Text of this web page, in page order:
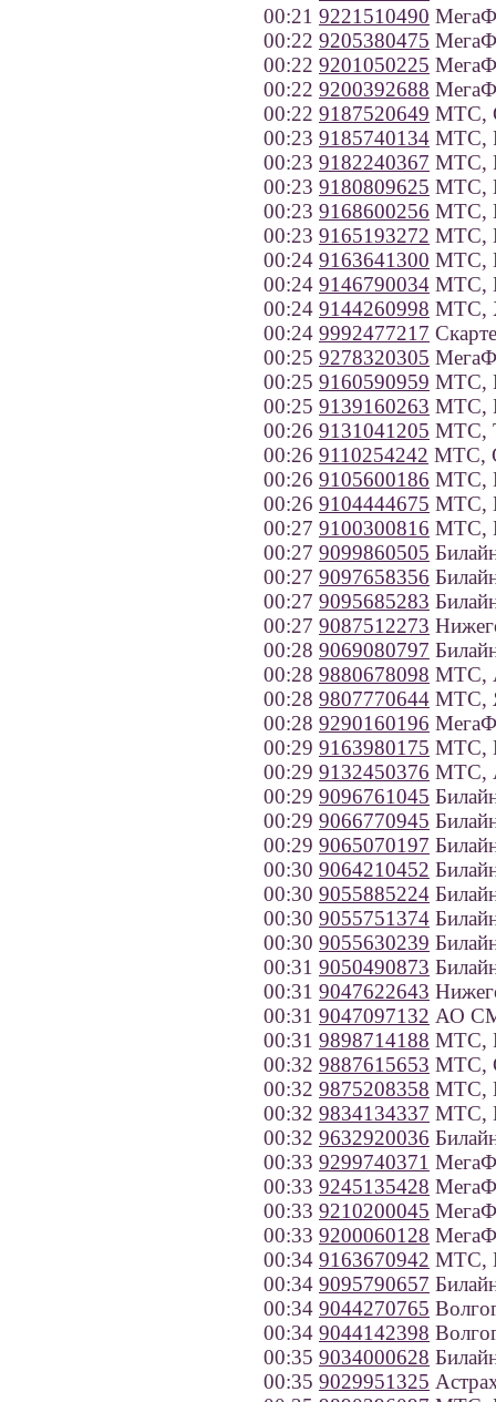
00:21 9221510490
00:22 9205380475
00:22 9201050225
00:22 9200392688
00:22 9187520649 МТС,
00:23 9185740134 МТС,
00:23 9182240367 МТС,
00:23 9180809625 МТС,
00:23 9168600256 МТС,
00:23 9165193272 МТС,
00:24 9163641300 МТС,
00:24 9146790034 МТС,
00:24 9144260998 МТС,
00:24 9992477217
00:25 9278320305
00:25 9160590959 МТС,
00:25 9139160263 МТС,
00:26 9131041205 МТС,
00:26 9110254242 МТС,
00:26 9105600186 МТС,
00:26 9104444675 МТС,
00:27 9100300816 МТС,
00:27 9099860505
00:27 9097658356
00:27 9095685283
00:27 9087512273
00:28 9069080797
00:28 9880678098 МТС,
00:28 9807770644 МТС,
00:28 9290160196
00:29 9163980175 МТС,
00:29 9132450376 МТС,
00:29 9096761045
00:29 9066770945
00:29 9065070197
00:30 9064210452
00:30 9055885224
00:30 9055751374
00:30 9055630239
00:31 9050490873
00:31 9047622643
00:31 9047097132 АО
00:31 9898714188 МТС,
00:32 9887615653 МТС,
00:32 9875208358 МТС,
00:32 9834134337 МТС,
00:32 9632920036
00:33 9299740371
00:33 9245135428
00:33 9210200045
00:33 9200060128
00:34 9163670942 МТС,
00:34 9095790657
00:34 9044270765
00:34 9044142398
00:35 9034000628
00:35 9029951325